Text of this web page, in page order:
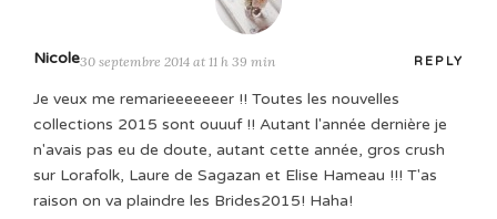
Nicole30 septembre 2014 at 11 h 39 min REPLY
Je veux me remarieeeeeeer !! Toutes les nouvelles
collections 2015 sont ouuuf !! Autant l'année dernière je
n'avais pas eu de doute, autant cette année, gros crush
sur Lorafolk, Laure de Sagazan et Elise Hameau !!! T'as
raison on va plaindre les Brides2015! Haha!